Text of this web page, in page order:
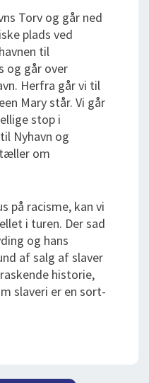
Torv og går ned
plads ved
til
og går over
Herfra går vi til
Mary står. Vi går
stop i
Nyhavn og
om
på racisme, kan vi
i turen. Der sad
og hans
af salg af slaver
historie,
slaveri er en sort-